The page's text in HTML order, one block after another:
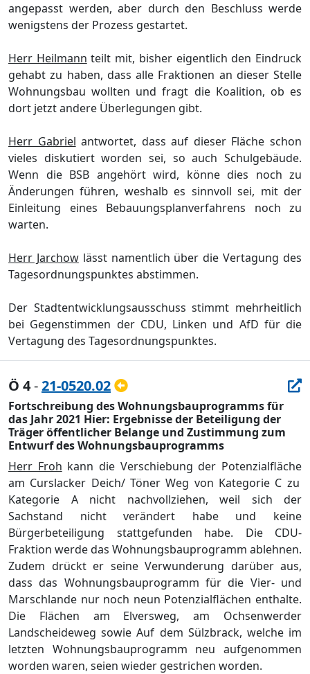
angepasst werden, aber durch den Beschluss werde
wenigstens der Prozess gestartet.
Herr Heilmann teilt mit, bisher eigentlichden Eindruck
gehabt zu haben, dass alle Fraktionen an dieser Stelle
Wohnungsbau wollten und fragt die Koalition, ob es
dort jetzt andere Überlegungen gibt.
Herr Gabriel antwortet, dass auf dieser Fläche schon
vieles diskutiert worden sei, so auch Schulgebäude.
Wenn die BSB angehört wird, könne dies noch zu
Änderungen führen, weshalb es sinnvoll sei, mit der
Einleitung eines Bebauungsplanverfahrens noch zu
warten.
Herr Jarchow lässt namentlich über die Vertagung des
Tagesordnungspunktes abstimmen.
Der Stadtentwicklungsausschuss stimmt mehrheitlich
bei Gegenstimmen der CDU, Linken und AfD für die
Vertagung des Tagesordnungspunktes.
Ö 4-21-0520.02
Fortschreibung des Wohnungsbauprogramms für
das Jahr 2021 Hier: Ergebnisse der Beteiligung der
Träger öffentlicher Belange und Zustimmung zum
Entwurf des Wohnungsbauprogramms
Herr Froh kann die Verschiebung der Potenzialfläche
am Curslacker Deich/ Töner Weg von Kategorie C zu
Kategorie A nicht nachvollziehen, weil sich der
Sachstand nicht verändert habe und keine
Bürgerbeteiligung stattgefunden habe. Die CDU-
Fraktion werde das Wohnungsbauprogramm ablehnen.
Zudem drückt er seine Verwunderung darüber aus,
dass das Wohnungsbauprogramm für die Vier- und
Marschlande nur noch neun Potenzialflächen enthalte.
Die Flächen am Elversweg, am Ochsenwerder
Landscheideweg sowie Auf dem Sülzbrack, welche im
letzten Wohnungsbauprogramm neu aufgenommen
worden waren, seien wieder gestrichen worden.